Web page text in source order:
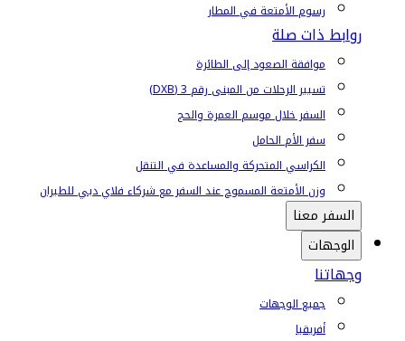
رسوم الأمتعة في المطار
روابط ذات صلة
موافقة الصعود إلى الطائرة
تسيير الرحلات من المبنى رقم 3 (DXB)
السفر خلال موسم العمرة والحج
سفر الأم الحامل
الكراسي المتحركة والمساعدة في التنقل
وزن الأمتعة المسموح عند السفر مع شركاء فلاي دبي للطيران
السفر معنا
الوجهات
وجهاتنا
جميع الوجهات
أفريقيا